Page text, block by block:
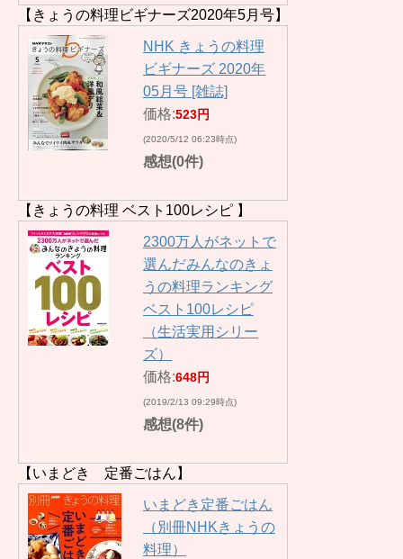
【きょうの料理ビギナーズ2020年5月号】
NHK きょうの料理
ビギナーズ 2020年
05月号 [雑誌]
価格:523円
(2020/5/12 06:23時点)
感想(0件)
【きょうの料理 ベスト100レシピ 】
2300万人がネットで
選んだみんなのきょ
うの料理ランキング
ベスト100レシピ
（生活実用シリー
ズ）
価格:648円
(2019/2/13 09:29時点)
感想(8件)
【いまどき 定番ごはん】
いまどき定番ごはん
（別冊NHKきょうの
料理）